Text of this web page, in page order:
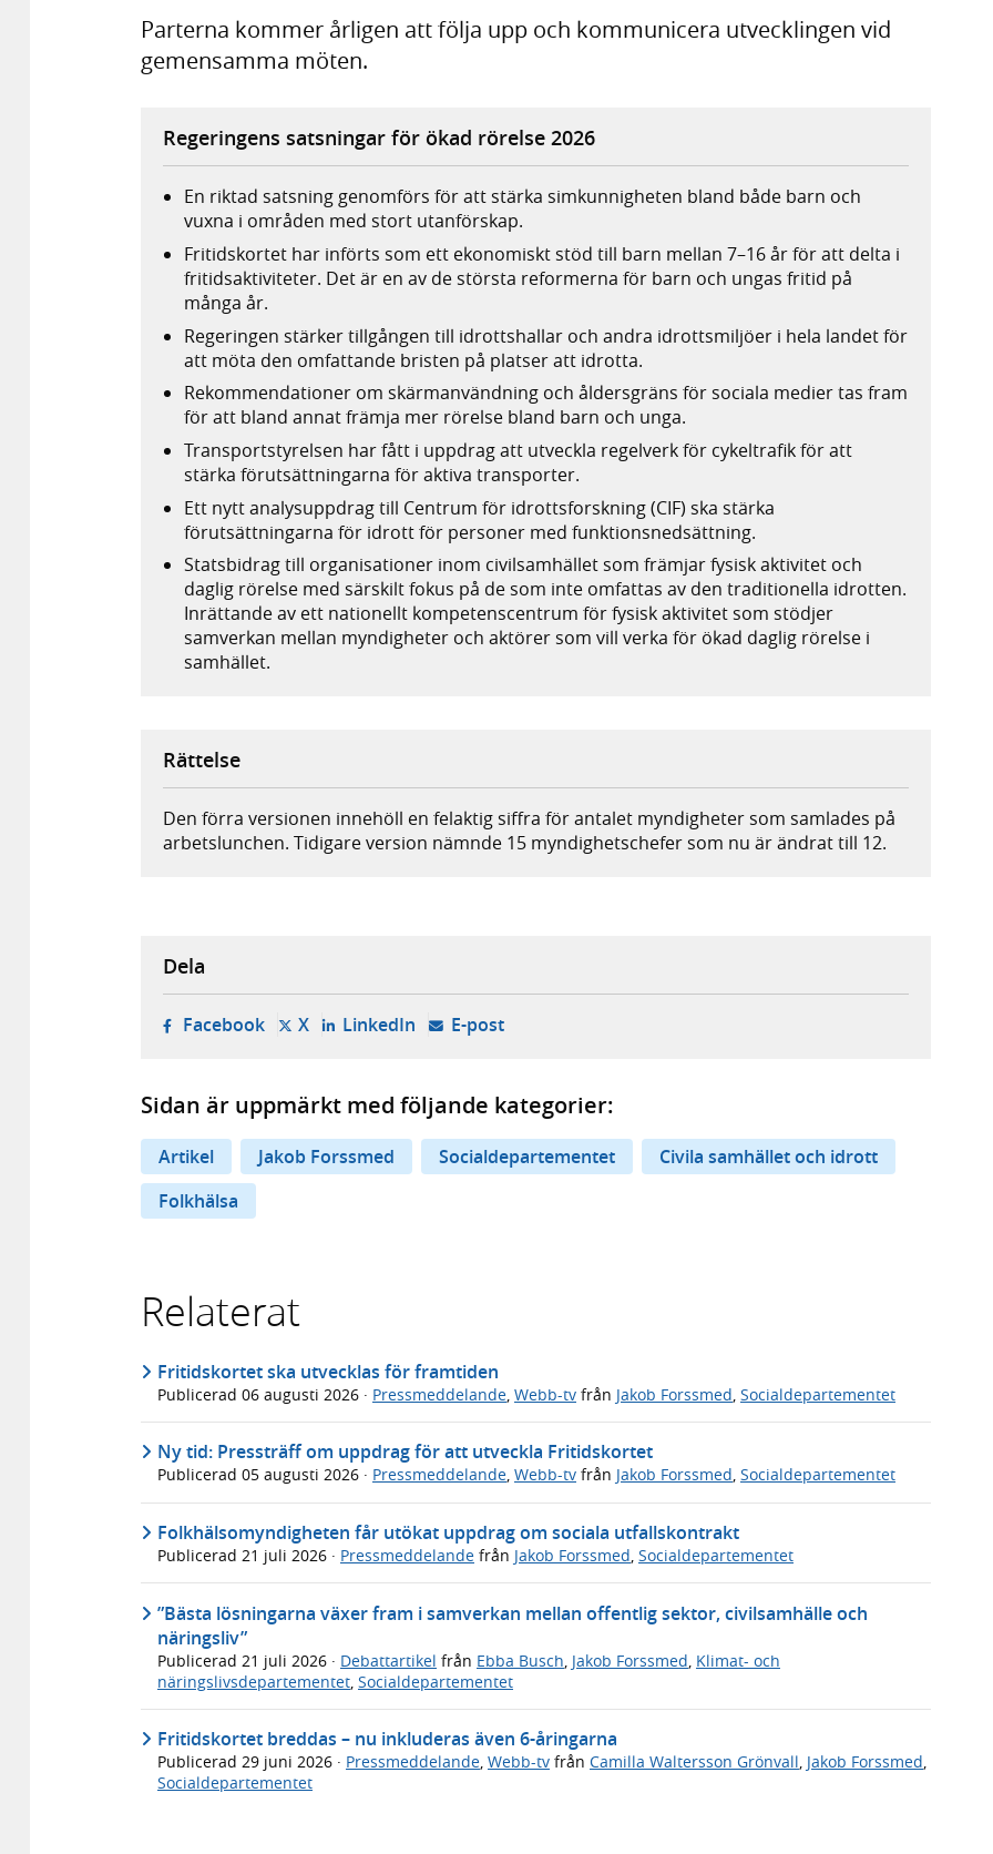
Parterna kommer årligen att följa upp och kommunicera utvecklingen vid
gemensamma möten.
Regeringens satsningar för ökad rörelse 2026
En riktad satsning genomförs för att stärka simkunnigheten bland både barn och
vuxna i områden med stort utanförskap.
Fritidskortet har införts som ett ekonomiskt stöd till barn mellan 7–16 år för att delta i
fritidsaktiviteter. Det är en av de största reformerna för barn och ungas fritid på
många år.
Regeringen stärker tillgången till idrottshallar och andra idrottsmiljöer i hela landet för
att möta den omfattande bristen på platser att idrotta.
Rekommendationer om skärmanvändning och åldersgräns för sociala medier tas fram
för att bland annat främja mer rörelse bland barn och unga.
Transportstyrelsen har fått i uppdrag att utveckla regelverk för cykeltrafik för att
stärka förutsättningarna för aktiva transporter.
Ett nytt analysuppdrag till Centrum för idrottsforskning (CIF) ska stärka
förutsättningarna för idrott för personer med funktionsnedsättning.
Statsbidrag till organisationer inom civilsamhället som främjar fysisk aktivitet och
daglig rörelse med särskilt fokus på de som inte omfattas av den traditionella idrotten.
Inrättande av ett nationellt kompetenscentrum för fysisk aktivitet som stödjer
samverkan mellan myndigheter och aktörer som vill verka för ökad daglig rörelse i
samhället.
Rättelse
Den förra versionen innehöll en felaktig siffra för antalet myndigheter som samlades på
arbetslunchen. Tidigare version nämnde 15 myndighetschefer som nu är ändrat till 12.
Dela
Facebook- öppnas i ny flik, extern webbplats,
X- öppnas i ny flik, extern webbplats,
LinkedIn- öppnas i ny flik, extern webbplats,
E-post- öppnar din e-postklient,
Sidan är uppmärkt med följande kategorier:
Artikel Jakob Forssmed Socialdepartementet
Civila samhället och idrott
Folkhälsa
Relaterat
Fritidskortet ska utvecklas för framtiden
Publicerad 06 augusti 2026 · Pressmeddelande Webb-tv från Jakob Forssmed Socialdepartementet
Ny tid: Pressträff om uppdrag för att utveckla Fritidskortet
Publicerad 05 augusti 2026 · Pressmeddelande, Webb-tv från Jakob Forssmed, Socialdepartementet
Folkhälsomyndigheten får utökat uppdrag om sociala utfallskontrakt
Publicerad 21 juli 2026 · Pressmeddelande från Jakob Forssmed, Socialdepartementet
”Bästa lösningarna växer fram i samverkan mellan offentlig sektor, civilsamhälle och
näringsliv”
Publicerad 21 juli 2026 · Debattartikel från Ebba Busch Jakob Forssmed Klimat- och
näringslivsdepartementet Socialdepartementet
Fritidskortet breddas – nu inkluderas även 6-åringarna
Publicerad 29 juni 2026 · Pressmeddelande, Webb-tv från Camilla Waltersson Grönvall, Jakob Forssmed,
Socialdepartementet